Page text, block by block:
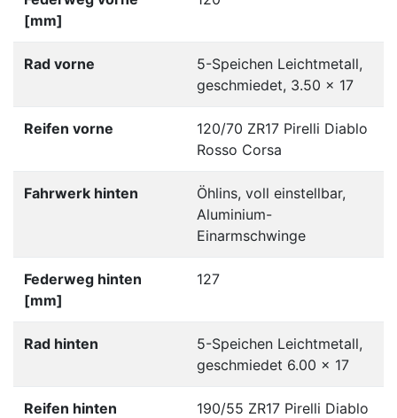
[mm]
Rad vorne
5-Speichen Leichtmetall,
geschmiedet, 3.50 x 17
Reifen vorne
120/70 ZR17 Pirelli Diablo
Rosso Corsa
Fahrwerk hinten
Öhlins, voll einstellbar,
Aluminium-
Einarmschwinge
Federweg hinten
[mm]
127
Rad hinten
5-Speichen Leichtmetall,
geschmiedet 6.00 x 17
Reifen hinten
190/55 ZR17 Pirelli Diablo